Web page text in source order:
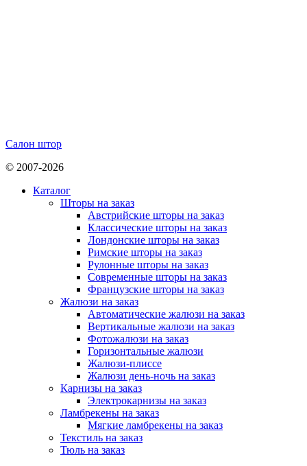
Салон штор
© 2007-2026
Каталог
Шторы на заказ
Австрийские шторы на заказ
Классические шторы на заказ
Лондонские шторы на заказ
Римские шторы на заказ
Рулонные шторы на заказ
Современные шторы на заказ
Французские шторы на заказ
Жалюзи на заказ
Автоматические жалюзи на заказ
Вертикальные жалюзи на заказ
Фотожалюзи на заказ
Горизонтальные жалюзи
Жалюзи-плиссе
Жалюзи день-ночь на заказ
Карнизы на заказ
Электрокарнизы на заказ
Ламбрекены на заказ
Мягкие ламбрекены на заказ
Текстиль на заказ
Тюль на заказ